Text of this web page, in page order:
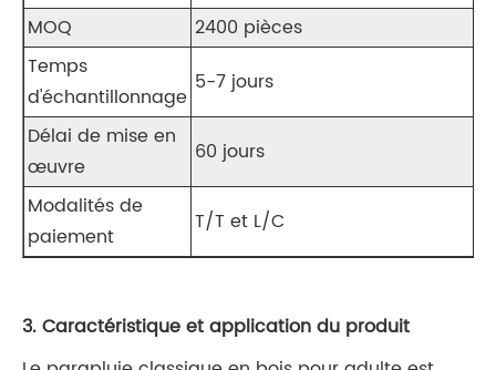
MOQ
2400 pièces
Temps
d'échantillonnage
5-7 jours
Délai de mise en
œuvre
60 jours
Modalités de
paiement
T/T et L/C
3. Caractéristique et application du produit